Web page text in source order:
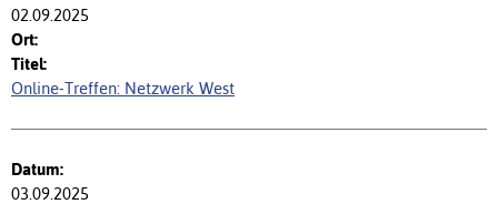
02.09.2025
Online-Treffen: Netzwerk West
03.09.2025